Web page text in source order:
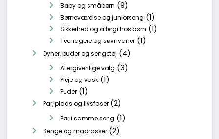
Baby og småbørn (9)
Børneværelse og juniorseng (1)
Sikkerhed og allergi hos børn (1)
Teenagere og søvnvaner (1)
Dyner, puder og sengetøj (4)
Allergivenlige valg (3)
Pleje og vask (1)
Puder (1)
Par, plads og livsfaser (2)
Par i samme seng (1)
Senge og madrasser (2)